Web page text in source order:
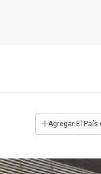
+Agregar El País